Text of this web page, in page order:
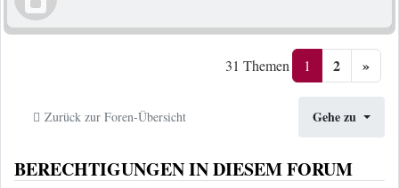
31 Themen 1 2 »
Zurück zur Foren-Übersicht Gehe zu
BERECHTIGUNGEN IN DIESEM FORUM